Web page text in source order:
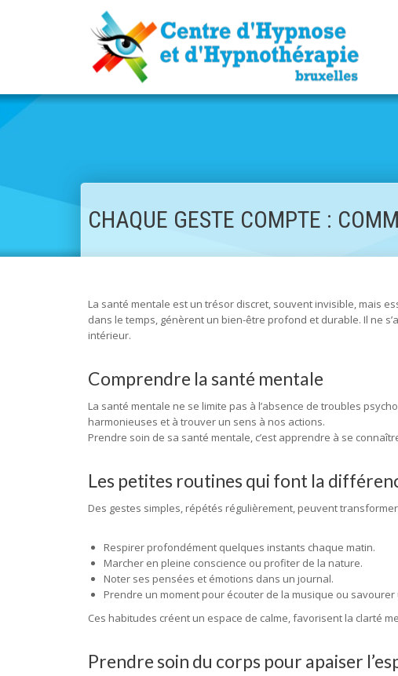
CHAQUE GESTE COMPTE :
La santé mentale est un trésor discret, souvent invisible, mais
dans le temps, génèrent un bien-être profond et durable. Il ne
intérieur.
Comprendre la santé mentale
La santé mentale ne se limite pas à l’absence de troubles
harmonieuses et à trouver un sens à nos actions.
Prendre soin de sa santé mentale, c’est apprendre à se
Les petites routines qui font la
Des gestes simples, répétés régulièrement, peuvent
Respirer profondément quelques instants chaque matin.
Marcher en pleine conscience ou profiter de la nature.
Noter ses pensées et émotions dans un journal.
Prendre un moment pour écouter de la musique ou savourer
Ces habitudes créent un espace de calme, favorisent la clarté
Prendre soin du corps pour apaiser